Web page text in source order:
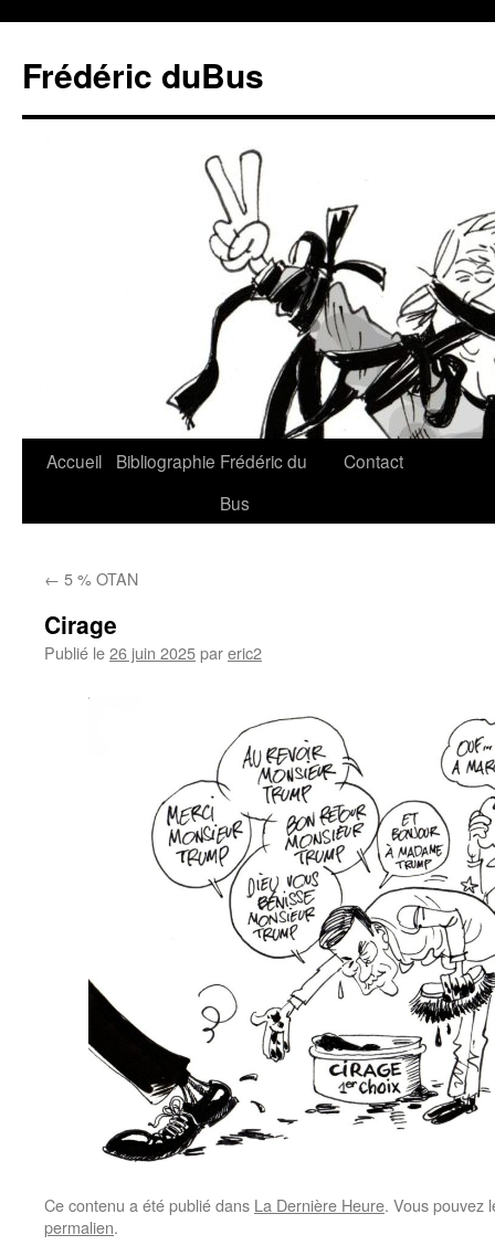
Frédéric duBus
Accueil Bibliographie Frédéric du
Bus
Contact
← 5 % OTAN
Cirage
Publié le26 juin 2025pareric2
Ce contenu a été publié dans La Dernière Heure. Vous pouvez
permalien.